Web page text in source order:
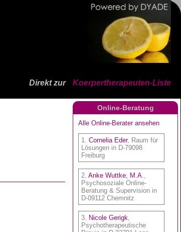
Direkt zur Koerpertherapeuten-Liste
Online-Beratung